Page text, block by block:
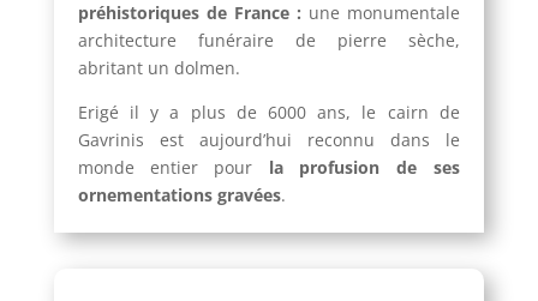
préhistoriques de France : une monumentale
architecture funéraire de pierre sèche,
abritant un dolmen.
Erigé il y a plus de 6000 ans, le cairn de
Gavrinis est aujourd’hui reconnu dans le
monde entier pour la profusion de ses
ornementations gravées.